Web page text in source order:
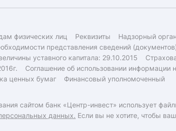
физических лиц Реквизиты Надзорный орган
представления сведений
уставного капитала: 29.10.2015
Соглашение об использовании информации
ценных бумаг
Финансовый уполномоченный
сайтом банк «Центр-инвест» использует
данных. Если вы не хотите, чтобы